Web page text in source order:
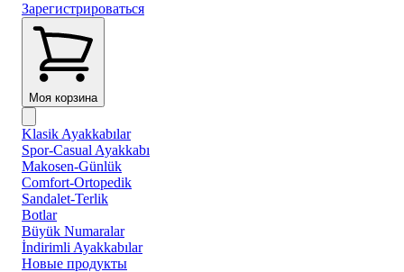
Зарегистрироваться
Моя корзина
Klasik Ayakkabılar
Spor-Casual Ayakkabı
Makosen-Günlük
Comfort-Ortopedik
Sandalet-Terlik
Botlar
Büyük Numaralar
İndirimli Ayakkabılar
Новые продукты